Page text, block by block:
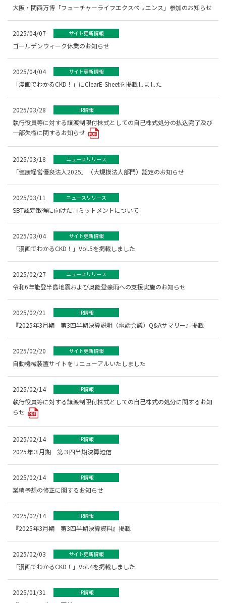
大阪・関西万博「フューチャーライフエクスペリエンス」参加のお知らせ
2025/04/07 サイト更新情報
ゴールデンウィーク休業のお知らせ
2025/04/04 サイト更新情報
「漫画でわかるCKD！」にClearE-Sheetを掲載しました
2025/03/28 IR情報
執行役員等に対する譲渡制限付株式としての自己株式処分の払込完了及び
一部失権に関するお知らせ
2025/03/18 ニュースリリース
「健康経営優良法人2025」（大規模法人部門）認定のお知らせ
2025/03/11 ニュースリリース
SBT認定取得に向けたコミットメントについて
2025/03/04 サイト更新情報
「漫画でわかるCKD！」Vol.5を掲載しました
2025/02/27 ニュースリリース
令和6年能登半島地震および奥能登豪雨への支援実施のお知らせ
2025/02/21 IR情報
『2025年3月期 第3四半期決算説明（電話会議）Q&Aサマリー』掲載
2025/02/20 サイト更新情報
自動機械装置サイトをリニューアルいたしました
2025/02/14 IR情報
執行役員等に対する譲渡制限付株式としての自己株式の処分に関するお知
らせ
2025/02/14 IR情報
2025年３月期 第３四半期決算短信
2025/02/14 IR情報
業績予想の修正に関するお知らせ
2025/02/14 IR情報
『2025年3月期 第3四半期決算資料』掲載
2025/02/03 サイト更新情報
「漫画でわかるCKD！」Vol.4を掲載しました
2025/01/31 IR情報